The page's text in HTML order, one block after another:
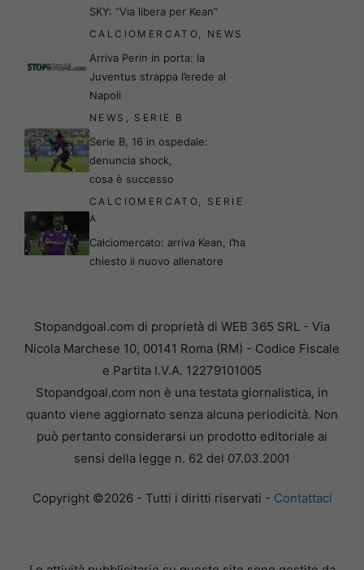
SKY: “Via libera per Kean”
CALCIOMERCATO NEWS
Arriva Perin in porta: la
Juventus strappa l’erede al
Napoli
NEWS SERIE B
Serie B, 16 in ospedale:
denuncia shock,
cosa è successo
CALCIOMERCATO
SERIE
A
Calciomercato: arriva Kean, l’ha
chiesto il nuovo allenatore
Stopandgoal.com di proprietà di WEB 365 SRL - Via
Nicola Marchese 10, 00141 Roma (RM) - Codice Fiscale
e Partita I.V.A. 12279101005
Stopandgoal.com non è una testata giornalistica, in
quanto viene aggiornato senza alcuna periodicità. Non
può pertanto considerarsi un prodotto editoriale ai
sensi della legge n. 62 del 07.03.2001
Copyright ©2026 - Tutti i diritti riservati - Contattaci